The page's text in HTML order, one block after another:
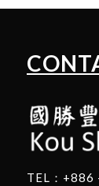
TEL：+886